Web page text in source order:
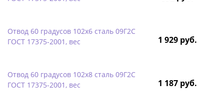
Отвод 60 градусов 102х6 сталь 09Г2С
ГОСТ 17375-2001, вес
1 929 руб.
Отвод 60 градусов 102х8 сталь 09Г2С
ГОСТ 17375-2001, вес
1 187 руб.